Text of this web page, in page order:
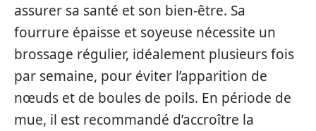
assurer sa santé et son bien-être. Sa
fourrure épaisse et soyeuse nécessite un
brossage régulier, idéalement plusieurs fois
par semaine, pour éviter l’apparition de
nœuds et de boules de poils. En période de
mue, il est recommandé d’accroître la